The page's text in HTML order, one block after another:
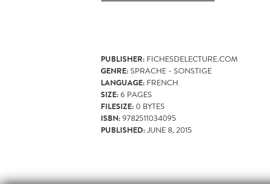
PUBLISHER: FICHESDELECTURE.COM
GENRE: SPRACHE - SONSTIGE
LANGUAGE: FRENCH
SIZE:6 PAGES
FILESIZE: 0 BYTES
ISBN:9782511034095
PUBLISHED:JUNE 8, 2015